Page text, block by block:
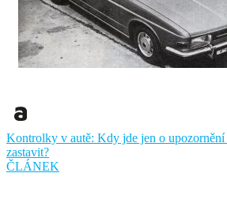
Kontrolky v autě: Kdy jde jen o upozornění
zastavit?
ČLÁNEK